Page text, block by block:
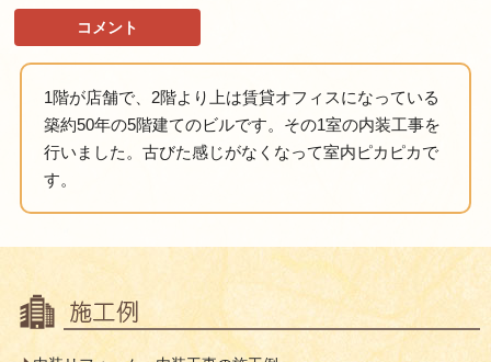
コメント
1階が店舗で、2階より上は賃貸オフィスになっている
築約50年の5階建てのビルです。その1室の内装工事を
行いました。古びた感じがなくなって室内ピカピカで
す。